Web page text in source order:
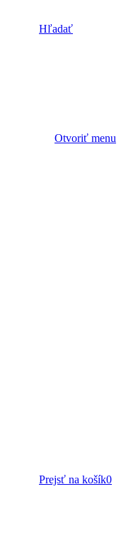
Hľadať
Otvoriť menu
Prejsť na košík0